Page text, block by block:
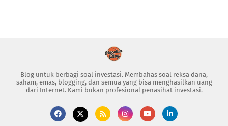
Blog untuk berbagi soal investasi. Membahas soal reksa dana,
saham, emas, blogging, dan semua yang bisa menghasilkan uang
dari Internet. Kami bukan profesional penasihat investasi.